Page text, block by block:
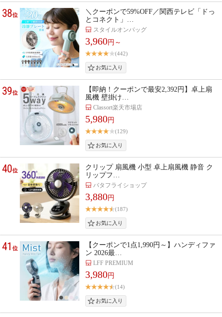
38位
＼クーポンで59%OFF／関西テレビ「ドっ
とコネクト」…
スタイルオンバッグ
3,960円～
(442)
39位
【即納！クーポンで最安2,392円】卓上扇
風機 壁掛け…
Classort楽天市場店
5,980円
(129)
40位
クリップ 扇風機 小型 卓上扇風機 静音 ク
リップフ…
バタフライショップ
3,880円
(187)
41位
【クーポンで1点1,990円～】ハンディファ
ン 2026最…
LFF PREMIUM
3,980円
(14)